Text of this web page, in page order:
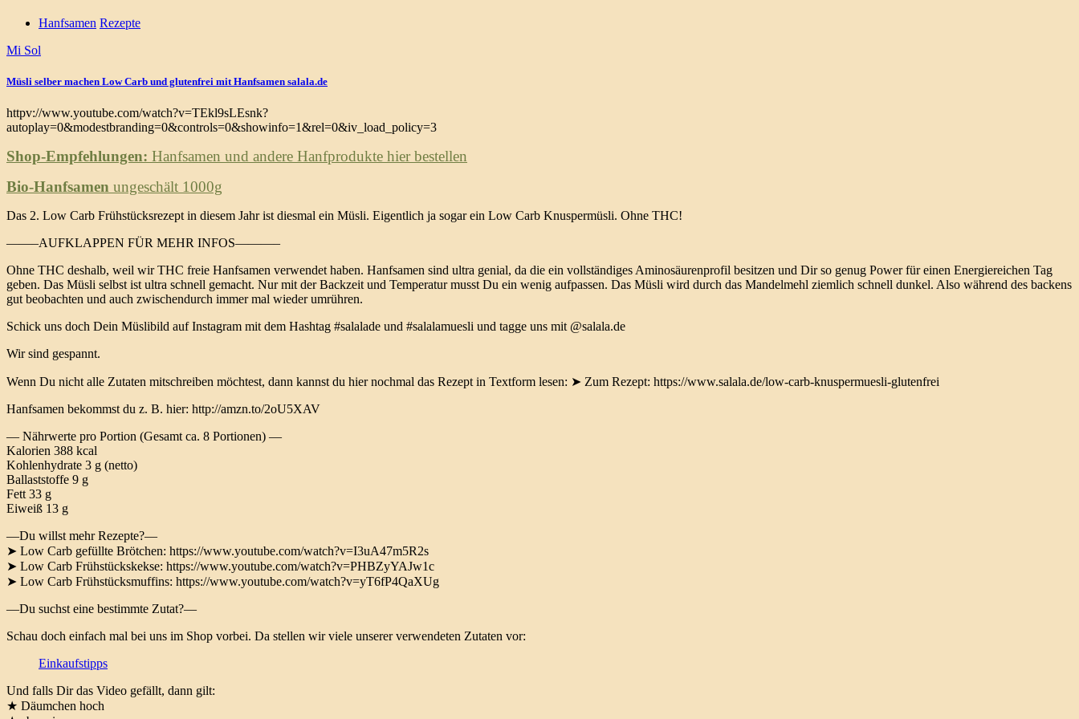
Hanfsamen Rezepte
Mi Sol
Müsli selber machen Low Carb und glutenfrei mit Hanfsamen salala.de
httpv://www.youtube.com/watch?v=TEkl9sLEsnk?
autoplay=0&modestbranding=0&controls=0&showinfo=1&rel=0&iv_load_policy=3
Shop-Empfehlungen: Hanfsamen und andere Hanfprodukte hier bestellen
Bio-Hanfsamen ungeschält 1000g
Das 2. Low Carb Frühstücksrezept in diesem Jahr ist diesmal ein Müsli. Eigentlich ja sogar ein Low Carb Knuspermüsli. Ohne THC!
——–AUFKLAPPEN FÜR MEHR INFOS———–
Ohne THC deshalb, weil wir THC freie Hanfsamen verwendet haben. Hanfsamen sind ultra genial, da die ein vollständiges Aminosäurenprofil besitzen und Dir so genug Power für einen Energiereichen Tag
geben. Das Müsli selbst ist ultra schnell gemacht. Nur mit der Backzeit und Temperatur musst Du ein wenig aufpassen. Das Müsli wird durch das Mandelmehl ziemlich schnell dunkel. Also während des backens
gut beobachten und auch zwischendurch immer mal wieder umrühren.
Schick uns doch Dein Müslibild auf Instagram mit dem Hashtag #salalade und #salalamuesli und tagge uns mit @salala.de
Wir sind gespannt.
Wenn Du nicht alle Zutaten mitschreiben möchtest, dann kannst du hier nochmal das Rezept in Textform lesen: ➤ Zum Rezept: https://www.salala.de/low-carb-knuspermuesli-glutenfrei
Hanfsamen bekommst du z. B. hier: http://amzn.to/2oU5XAV
— Nährwerte pro Portion (Gesamt ca. 8 Portionen) —
Kalorien 388 kcal
Kohlenhydrate 3 g (netto)
Ballaststoffe 9 g
Fett 33 g
Eiweiß 13 g
—Du willst mehr Rezepte?—
➤ Low Carb gefüllte Brötchen: https://www.youtube.com/watch?v=I3uA47m5R2s
➤ Low Carb Frühstückskekse: https://www.youtube.com/watch?v=PHBZyYAJw1c
➤ Low Carb Frühstücksmuffins: https://www.youtube.com/watch?v=yT6fP4QaXUg
—Du suchst eine bestimmte Zutat?—
Schau doch einfach mal bei uns im Shop vorbei. Da stellen wir viele unserer verwendeten Zutaten vor:
Einkaufstipps
Und falls Dir das Video gefällt, dann gilt:
★ Däumchen hoch